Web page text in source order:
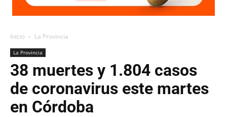
Inicio La Provincia
La Provincia
38 muertes y 1.804 casos
de coronavirus este martes
en Córdoba